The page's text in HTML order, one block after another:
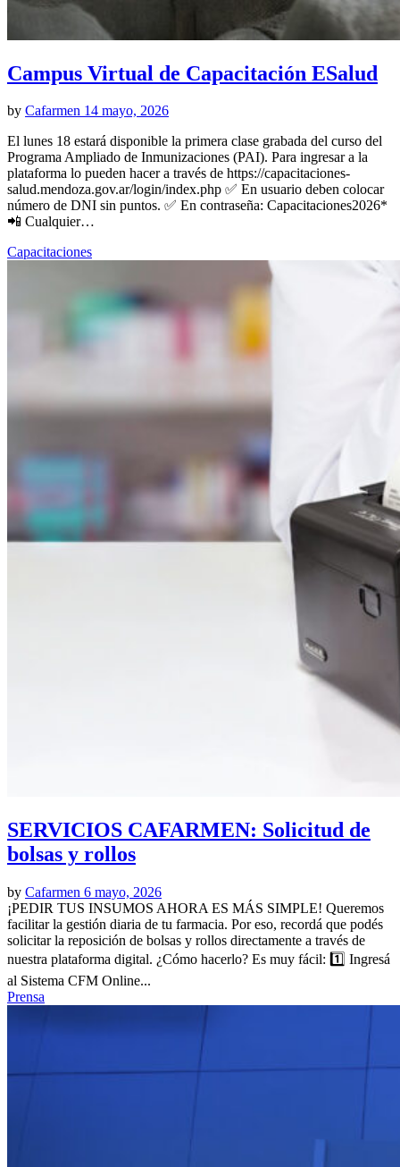
Campus Virtual de Capacitación ESalud
by Cafarmen 14 mayo, 2026
El lunes 18 estará disponible la primera clase grabada del curso del
Programa Ampliado de Inmunizaciones (PAI). Para ingresar a la
plataforma lo pueden hacer a través de https://capacitaciones-
salud.mendoza.gov.ar/login/index.php ✅ En usuario deben colocar
número de DNI sin puntos. ✅ En contraseña: Capacitaciones2026*
📲 Cualquier…
Capacitaciones
SERVICIOS CAFARMEN: Solicitud de
bolsas y rollos
by Cafarmen 6 mayo, 2026
¡PEDIR TUS INSUMOS AHORA ES MÁS SIMPLE! Queremos
facilitar la gestión diaria de tu farmacia. Por eso, recordá que podés
solicitar la reposición de bolsas y rollos directamente a través de
nuestra plataforma digital. ¿Cómo hacerlo? Es muy fácil: 1️⃣ Ingresá
al Sistema CFM Online...
Prensa